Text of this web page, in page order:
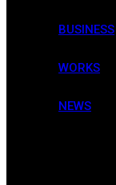
BUSINESS
WORKS
NEWS